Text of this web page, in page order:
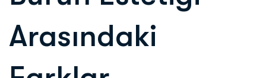
Arasındaki